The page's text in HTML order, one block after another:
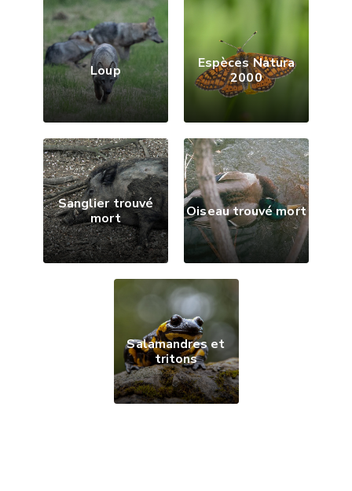
Loup
Espèces Natura
2000
Sanglier trouvé
mort
Oiseau trouvé mort
Salamandres et
tritons